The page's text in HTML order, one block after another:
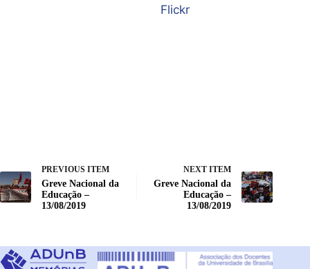
Flickr
PREVIOUS ITEM
Greve Nacional da
Educação –
13/08/2019
NEXT ITEM
Greve Nacional da
Educação –
13/08/2019